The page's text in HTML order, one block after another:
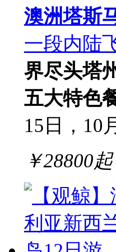
澳洲塔斯
一段内陆
界尽头塔
五大特色
15日，10
￥28800起